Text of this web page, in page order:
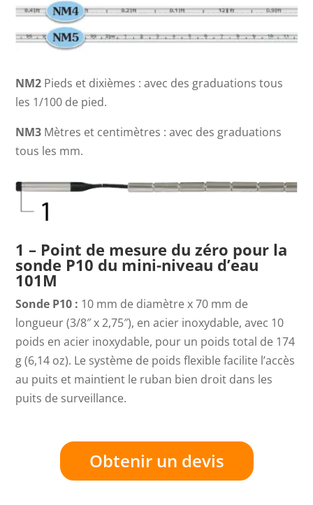
NM2 Pieds et dixièmes : avec des graduations tous
les 1/100 de pied.
NM3 Mètres et centimètres : avec des graduations
tous les mm.
1 – Point de mesure du zéro pour la
sonde P10 du mini-niveau d’eau
101M
Sonde P10 : 10 mm de diamètre x 70 mm de
longueur (3/8″ x 2,75″), en acier inoxydable, avec 10
poids en acier inoxydable, pour un poids total de 174
g (6,14 oz). Le système de poids flexible facilite l’accès
au puits et maintient le ruban bien droit dans les
puits de surveillance.
Obtenir un devis